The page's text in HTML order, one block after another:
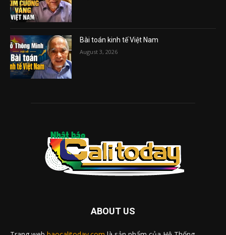
Bài toán kinh tế Việt Nam
August 3, 2026
ABOUT US